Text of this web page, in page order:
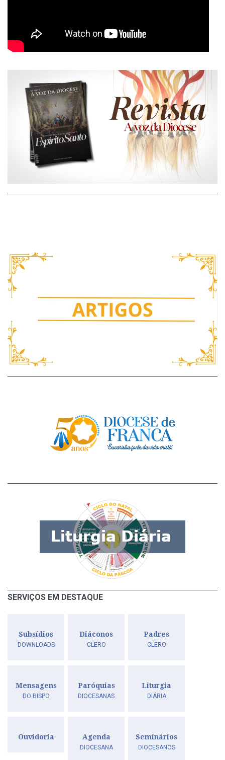
SERVIÇOS EM DESTAQUE
Subsídios
DOWNLOADS
Diáconos
CLERO
Padres
CLERO
Mensagens
DO BISPO
Paróquias
DIOCESANAS
Liturgia
DIÁRIA
Ouvidoria Agenda
DIOCESANA
Seminários
DIOCESANOS